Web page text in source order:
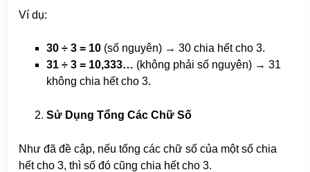
Ví dụ:
30 ÷ 3 = 10(số nguyên) → 30 chia hết cho 3.
31 ÷ 3 = 10,333… (không phải số nguyên) → 31
không chia hết cho 3.
Sử Dụng Tổng Các Chữ Số
Như đã đề cập, nếu tổng các chữ số của một số chia
hết cho 3, thì số đó cũng chia hết cho 3.